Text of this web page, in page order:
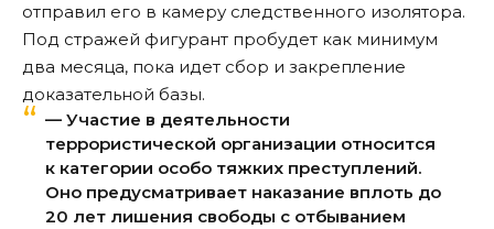
отправил его в камеру следственного изолятора.
Под стражей фигурант пробудет как минимум
два месяца, пока идет сбор и закрепление
доказательной базы.
— Участие в деятельности
террористической организации относится
к категории особо тяжких преступлений.
Оно предусматривает наказание вплоть до
20 лет лишения свободы с отбыванием